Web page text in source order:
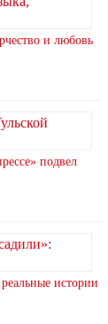
и любовь
подвел
истории